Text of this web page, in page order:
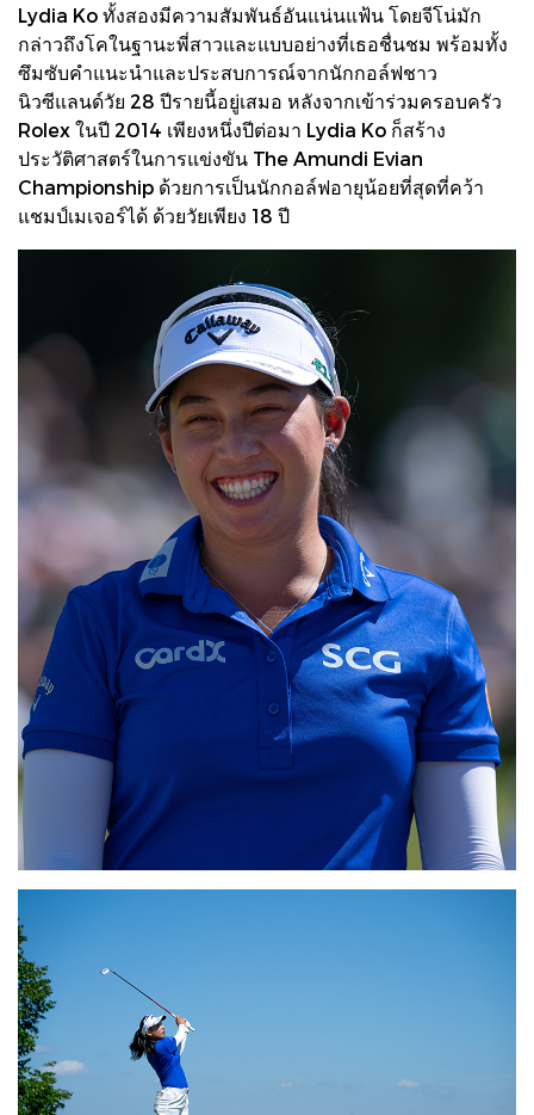
Lydia Ko ทั้งสองมีความสัมพันธ์อันแน่นแฟ้น โดยจีโน่มัก
กล่าวถึงโคในฐานะพี่สาวและแบบอย่างที่เธอชื่นชม พร้อมทั้ง
ซึมซับคำแนะนำและประสบการณ์จากนักกอล์ฟชาว
นิวซีแลนด์วัย 28 ปีรายนี้อยู่เสมอ หลังจากเข้าร่วมครอบครัว
Rolex ในปี 2014 เพียงหนึ่งปีต่อมา Lydia Ko ก็สร้าง
ประวัติศาสตร์ในการแข่งขัน The Amundi Evian
Championship ด้วยการเป็นนักกอล์ฟอายุน้อยที่สุดที่คว้า
แชมป์เมเจอร์ได้ ด้วยวัยเพียง 18 ปี